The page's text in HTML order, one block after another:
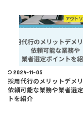
アウト
2024-11-05
採用代行のメリットデメ
依頼可能な業務や業者選
トを紹介